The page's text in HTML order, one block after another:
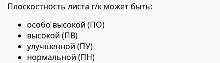
Плоскостность листа г/к может быть:
особо высокой (ПО)
высокой (ПВ)
улучшенной (ПУ)
нормальной (ПН)